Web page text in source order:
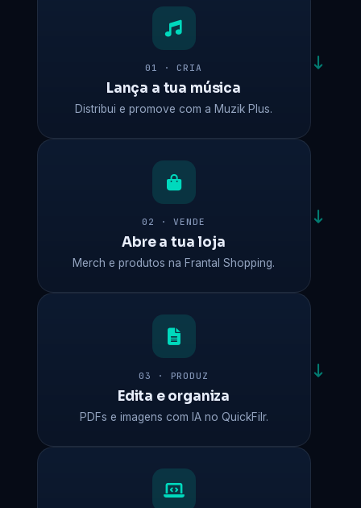
01 · CRIA
Lança a tua música
Distribui e promove com a Muzik Plus.
02 · VENDE
Abre a tua loja
Merch e produtos na Frantal Shopping.
03 · PRODUZ
Edita e organiza
PDFs e imagens com IA no QuickFilr.